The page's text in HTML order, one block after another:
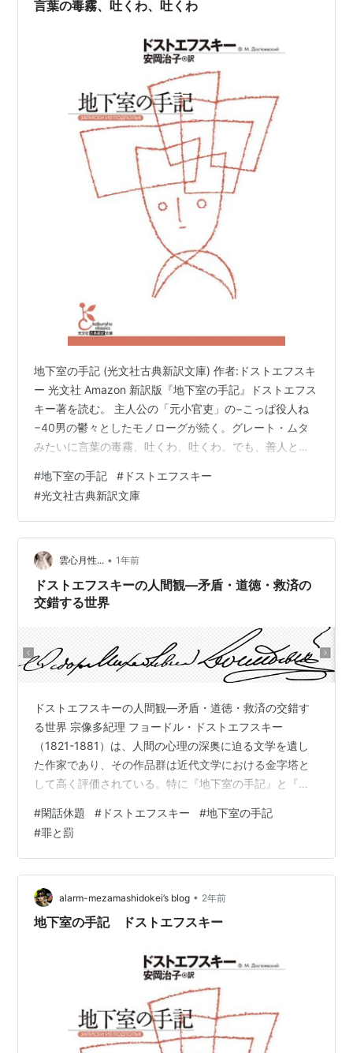
言葉の毒霧、吐くわ、吐くわ
地下室の手記 (光文社古典新訳文庫) 作者:ドストエフスキ
ー 光文社 Amazon 新訳版『地下室の手記』ドストエフス
キー著を読む。 主人公の「元小官吏」の−こっぱ役人ね
−40男の鬱々としたモノローグが続く。グレート・ムタ
みたいに言葉の毒霧、吐くわ、吐くわ。でも、善人とて
いは日の当たらない地下室。そこで、半ばひきこもり状
態。 「第I部・地下室」では、主人公の思想や哲学を述べ
ている。こういうことをテーマにすると、とかく人は、
難しくドクサ的に書きたがる。この俗物ぶり。あ、サド
の『閨房哲学』にも似ているような。 「第II部・ぼた雪
に寄せて」では、自身…
#地下室の手記 # ドストエフスキー
#光文社古典新訳文庫
雲心月性... • 1年前
ドストエフスキーの人間観—矛盾・道徳・救済の
交錯する世界
ドストエフスキーの人間観—矛盾・道徳・救済の交錯す
る世界 宗像多紀理 フョードル・ドストエフスキー
（1821-1881）は、人間の心理の深奥に迫る文学を遺し
た作家であり、その作品群は近代文学における金字塔と
して高く評価されている。特に『地下室の手記』と『罪
いかに描いたかを理解するうえで極めて重要な位置を占
める。本稿では、この二作品を通じて、ドストエフスキ
ーが捉えた人間性の本質を考察する。 1. 『地下室の手
記』における人間の自己矛盾 『地下室の手記』（1864）
は、語り手である「地下室の男」による独白という形で
展開される。彼は理性と感情の間で揺…
#閑話休題 # ドストエフスキー #地下室の手記
#罪と罰
alarm-mezamashidokei’s blog • 2年前
地下室の手記 ドストエフスキー